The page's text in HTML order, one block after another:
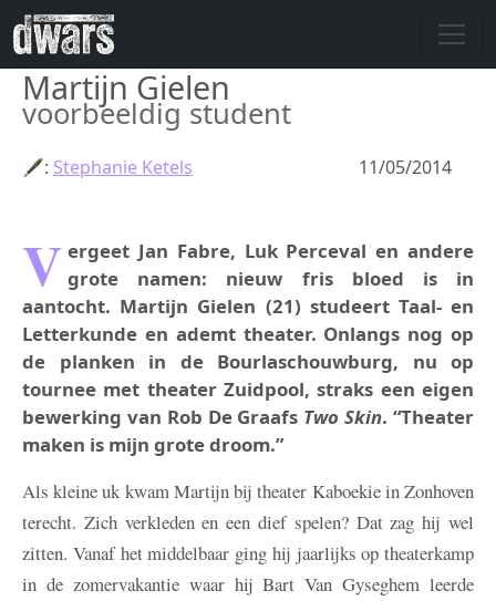
Skip to main content
Martijn Gielen
voorbeeldig student
11/05/2014
🖋: Stephanie Ketels
V ergeet Jan Fabre, Luk Perceval en andere
grote namen: nieuw fris bloed is in
aantocht. Martijn Gielen (21) studeert Taal- en
Letterkunde en ademt theater. Onlangs nog op
de planken in de Bourlaschouwburg, nu op
tournee met theater Zuidpool, straks een eigen
bewerking van Rob De Graafs Two Skin. “Theater
maken is mijn grote droom.”
Als kleine uk kwam Martijn bij theater Kaboekie in Zonhoven
terecht. Zich verkleden en een dief spelen? Dat zag hij wel
zitten. Vanaf het middelbaar ging hij jaarlijks op theaterkamp
in de zomervakantie waar hij Bart Van Gyseghem leerde